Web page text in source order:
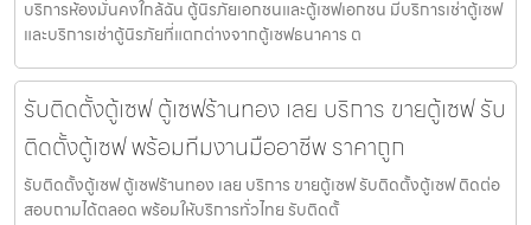
บริการห้องมั่นคงใกล้ฉัน ตู้นิรภัยเอกชนและตู้เซฟเอกชน มีบริการเช่าตู้เซฟ
และบริการเช่าตู้นิรภัยที่แตกต่างจากตู้เซฟธนาคาร ต
รับติดตั้งตู้เซฟ ตู้เซฟร้านทอง เลย บริการ ขายตู้เซฟ รับ
ติดตั้งตู้เซฟ พร้อมทีมงานมืออาชีพ ราคาถูก
รับติดตั้งตู้เซฟ ตู้เซฟร้านทอง เลย บริการ ขายตู้เซฟ รับติดตั้งตู้เซฟ ติดต่อ
สอบถามได้ตลอด พร้อมให้บริการทั่วไทย รับติดตั้